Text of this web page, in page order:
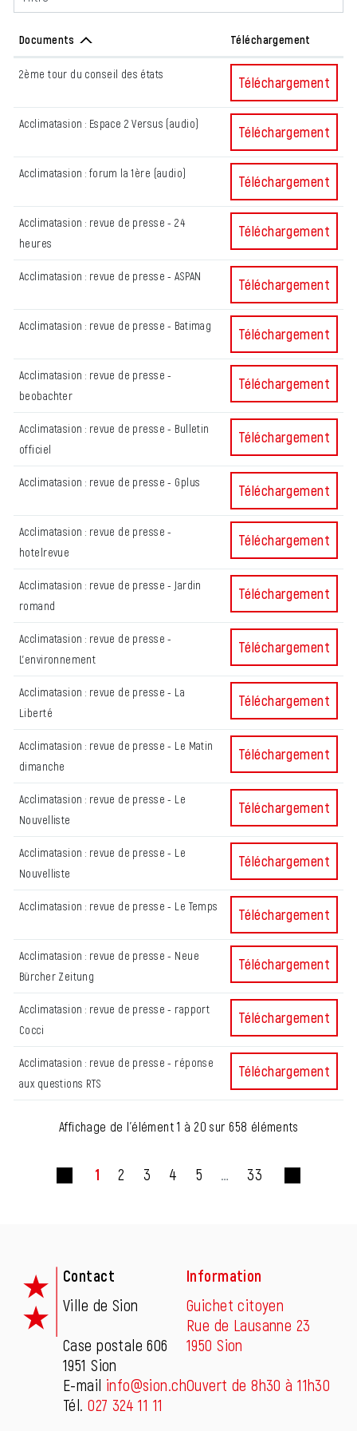
Documents Téléchargement
2ème tour du conseil des états 2ème tour du
Téléchargement
Acclimatasion : Espace 2 Versus (audio) Acclimatasion :
Téléchargement
Acclimatasion : forum la 1ère (audio) Acclimatasion :
Téléchargement
Acclimatasion : revue de presse - 24
heures
Acclimatasion :
Téléchargement
Acclimatasion : revue de presse - ASPAN Acclimatasion :
Téléchargement
Acclimatasion : revue de presse - Batimag Acclimatasion :
Téléchargement
Acclimatasion : revue de presse -
beobachter
Acclimatasion :
Téléchargement
Acclimatasion : revue de presse - Bulletin
officiel
Acclimatasion :
Téléchargement
Acclimatasion : revue de presse - Gplus Acclimatasion :
Téléchargement
Acclimatasion : revue de presse -
hotelrevue
Acclimatasion :
Téléchargement
Acclimatasion : revue de presse - Jardin
romand
Acclimatasion :
Téléchargement
Acclimatasion : revue de presse -
L'environnement
Acclimatasion :
Téléchargement
Acclimatasion : revue de presse - La
Liberté
Acclimatasion :
Téléchargement
Acclimatasion : revue de presse - Le Matin
dimanche
Acclimatasion :
Téléchargement
Acclimatasion : revue de presse - Le
Nouvelliste
Acclimatasion :
Téléchargement
Acclimatasion : revue de presse - Le
Nouvelliste
Acclimatasion :
Téléchargement
Acclimatasion : revue de presse - Le Temps Acclimatasion :
Téléchargement
Acclimatasion : revue de presse - Neue
Bürcher Zeitung
Acclimatasion :
Téléchargement
Acclimatasion : revue de presse - rapport
Cocci
Acclimatasion :
Téléchargement
Acclimatasion : revue de presse - réponse
aux questions RTS
Acclimatasion :
Téléchargement
Affichage de l'élément 1 à 20 sur 658 éléments
1 2 3 4 5 33
Contact
Ville de Sion
Case postale 606
1951 Sion
E-mail info@sion.ch
Tél.027 324 11 11
Information
Guichet citoyen
Rue de Lausanne 23
1950 Sion
Ouvert de 8h30 à 11h30